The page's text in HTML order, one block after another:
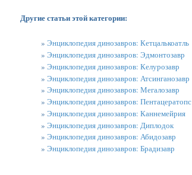
Другие статьи этой категории:
» Энциклопедия динозавров: Кетцалькоатль
» Энциклопедия динозавров: Эдмонтозавр
» Энциклопедия динозавров: Келурозавр
» Энциклопедия динозавров: Атсинганозавр
» Энциклопедия динозавров: Мегалозавр
» Энциклопедия динозавров: Пентацератопс
» Энциклопедия динозавров: Каннемейрия
» Энциклопедия динозавров: Диплодок
» Энциклопедия динозавров: Абидозавр
» Энциклопедия динозавров: Брадизавр